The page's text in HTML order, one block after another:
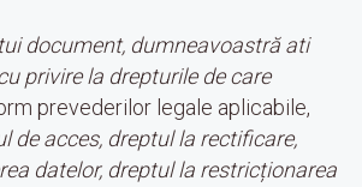
document, dumneavoastră ati
privire la drepturile de care
prevederilor legale aplicabile,
de acces, dreptul la rectificare,
datelor, dreptul la restricționarea